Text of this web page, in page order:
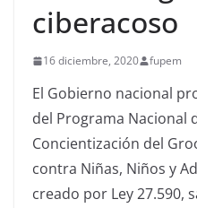
ciberacoso
16 diciembre, 2020 fupem
El Gobierno nacional
del Programa Nacional
Concientización del
contra Niñas, Niños y
creado por Ley 27.590,